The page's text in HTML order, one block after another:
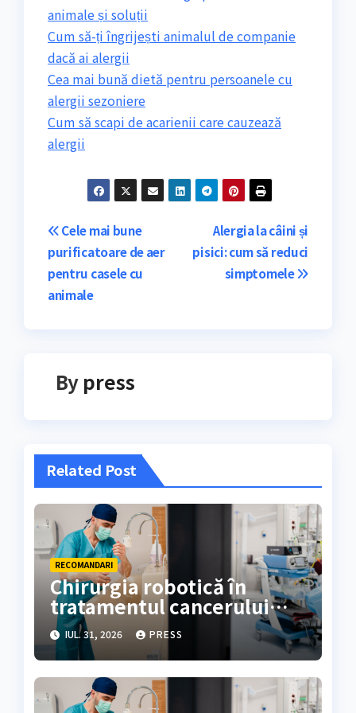
animale și soluții
Cum să-ți îngrijești animalul de companie
dacă ai alergii
Cea mai bună dietă pentru persoanele cu
alergii sezoniere
Cum să scapi de acarienii care cauzează
alergii
Navigare
în
articole
Alergia la câini și
pisici: cum să reduci
simptomele
Cele mai bune
purificatoare de aer
pentru casele cu
animale
By press
Related Post
RECOMANDARI
Chirurgia robotică în
tratamentul cancerului
colorectal
IUL. 31, 2026 PRESS